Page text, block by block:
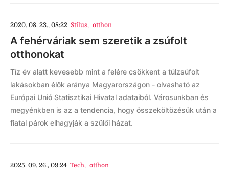
2020. 08. 23., 08:22 Stílus, otthon
A fehérváriak sem szeretik a zsúfolt
otthonokat
Tíz év alatt kevesebb mint a felére csökkent a túlzsúfolt
lakásokban élők aránya Magyarországon - olvasható az
Európai Unió Statisztikai Hivatal adataiból. Városunkban és
megyénkben is az a tendencia, hogy összeköltözésük után a
fiatal párok elhagyják a szülői házat.
2025. 09. 26., 09:24 Tech, otthon